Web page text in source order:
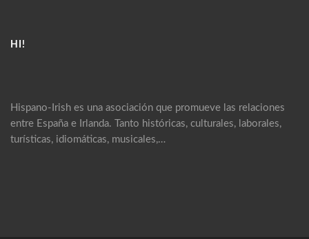
HI!
Hispano-Irish es una asociación que promueve las relaciones
entre España e Irlanda. Tanto históricas, culturales, laborales,
turísticas, idiomáticas, musicales,…